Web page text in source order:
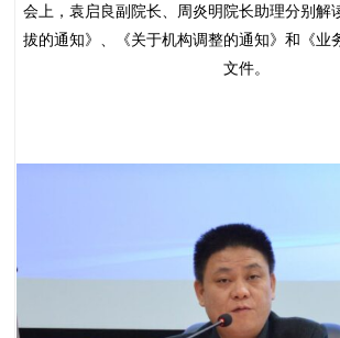
会上，袁启良副院长、周炎明院长助理分别解
拔的通知》、《关于机构调整的通知》和《业
文件。